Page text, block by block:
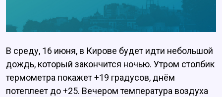
В среду, 16 июня, в Кирове будет идти небольшой
дождь, который закончится ночью. Утром столбик
термометра покажет +19 градусов, днём
потеплеет до +25. Вечером температура воздуха